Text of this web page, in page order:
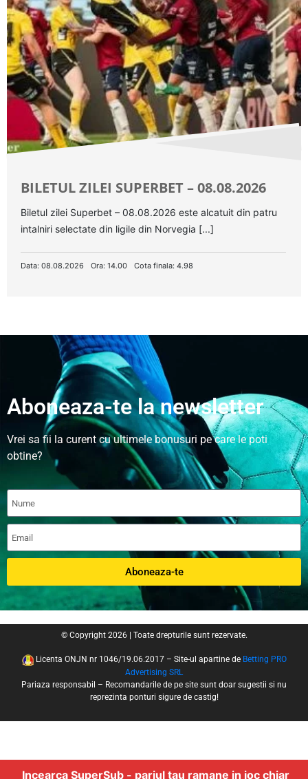
Incearca SuperSub - pariul tau ramane in joc chiar
BILETUL ZILEI SUPERBET – 08.08.2026
Biletul zilei Superbet – 08.08.2026 este alcatuit din patru
intalniri selectate din ligile din Norvegia [...]
Data: 08.08.2026 Ora: 14.00 Cota finala: 4.98
Aboneaza-te la newsletter
Vrei sa fii la curent cu ultimele bonusuri pe care le poti
obtine?
Aboneaza-te
© Copyright 2026 | Toate drepturile sunt rezervate.
Licenta ONJN nr 1046/19.06.2017 – Site-ul apartine de Betting PRO
Advertising SRL
Pariaza responsabil – Recomandarile de pe site sunt doar sugestii si nu
reprezinta ponturi sigure de castig!